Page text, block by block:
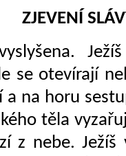
ZJEVENÍ
se otevírají
a na horu
těla
z nebe.